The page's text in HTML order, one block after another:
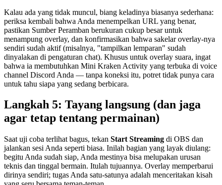
Kalau ada yang tidak muncul, biang keladinya biasanya sederhana:
periksa kembali bahwa Anda menempelkan URL yang benar,
pastikan Sumber Peramban berukuran cukup besar untuk
menampung overlay, dan konfirmasikan bahwa sakelar overlay-nya
sendiri sudah aktif (misalnya, "tampilkan lemparan" sudah
dinyalakan di pengaturan chat). Khusus untuk overlay suara, ingat
bahwa ia membutuhkan Mini Kraken Activity yang terbuka di voice
channel Discord Anda — tanpa koneksi itu, potret tidak punya cara
untuk tahu siapa yang sedang berbicara.
Langkah 5: Tayang langsung (dan jaga
agar tetap tentang permainan)
Saat uji coba terlihat bagus, tekan Start Streaming di OBS dan
jalankan sesi Anda seperti biasa. Inilah bagian yang layak diulang:
begitu Anda sudah siap, Anda mestinya bisa melupakan urusan
teknis dan tinggal bermain. Itulah tujuannya. Overlay memperbarui
dirinya sendiri; tugas Anda satu-satunya adalah menceritakan kisah